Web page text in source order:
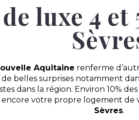
luxe 4
Aquitaine renferme
belles surprises notamment
dans la région. Environ 10%
encore votre propre logement de
Sèvres.